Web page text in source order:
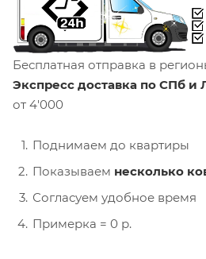
Бесплатная отправка в
Экспресс доставка по СПб и
от 4'000
Поднимаем до квартиры
Показываем несколько
Согласуем удобное время
Примерка = 0 р.